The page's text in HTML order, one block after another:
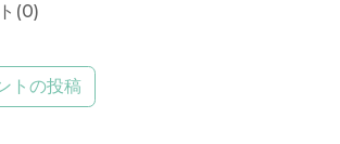
(0)
トの投稿